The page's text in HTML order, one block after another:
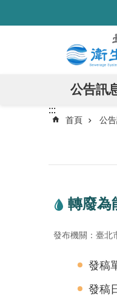
公告訊
:::
首頁 公
轉廢為
發布機關：臺北
發稿
發稿